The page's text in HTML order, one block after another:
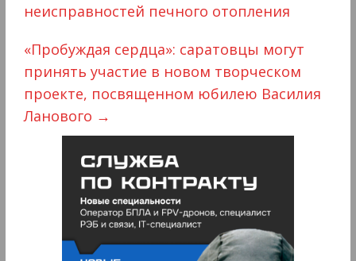
неисправностей печного отопления
«Пробуждая сердца»: саратовцы могут
принять участие в новом творческом
проекте, посвященном юбилею Василия
Ланового →